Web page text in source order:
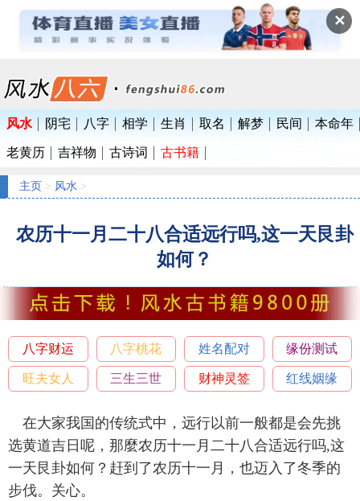
✕
风水 阴宅 八字 相学 生肖 取名 解梦 民间 本命年
老黄历 吉祥物 古诗词 古书籍
主页 > 风水 >
农历十一月二十八合适远行吗,这一天艮卦
如何？
八字财运 八字桃花 姓名配对 缘份测试
旺夫女人 三生三世 财神灵签 红线姻缘
在大家我国的传统式中，远行以前一般都是会先挑
选黄道吉日呢，那麼农历十一月二十八合适远行吗,这
一天艮卦如何？赶到了农历十一月，也迈入了冬季的
步伐。关心。